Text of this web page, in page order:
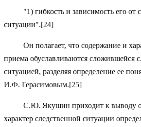
"1) гибкость и зависимость его от
ситуации".[24]
Он полагает, что содержание и
приема обуславливаются сложившейся
ситуацией, разделяя определение ее
И.Ф. Герасимовым.[25]
С.Ю. Якушин приходит к выводу о
характер следственной ситуации